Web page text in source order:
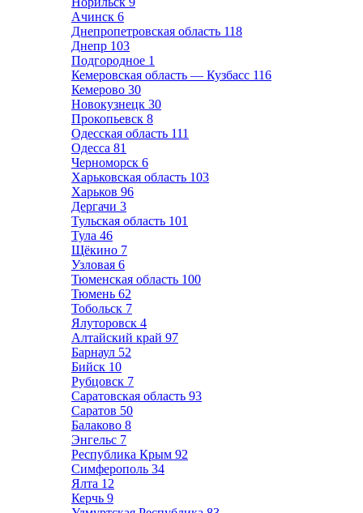
Ачинск 6
Днепропетровская область 118
Днепр 103
Подгородное 1
Кемеровская область — Кузбасс 116
Кемерово 30
Новокузнецк 30
Прокопьевск 8
Одесская область 111
Одесса 81
Черноморск 6
Харьковская область 103
Харьков 96
Дергачи 3
Тульская область 101
Тула 46
Щёкино 7
Узловая 6
Тюменская область 100
Тюмень 62
Тобольск 7
Ялуторовск 4
Алтайский край 97
Барнаул 52
Бийск 10
Рубцовск 7
Саратовская область 93
Саратов 50
Балаково 8
Энгельс 7
Республика Крым 92
Симферополь 34
Ялта 12
Керчь 9